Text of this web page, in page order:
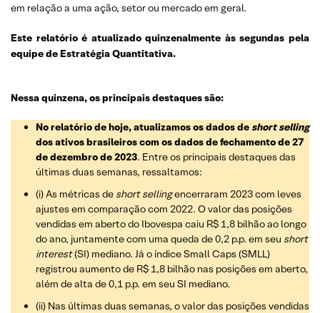
em relação a uma ação, setor ou mercado em geral.
Este relatório é atualizado quinzenalmente às segundas pela
equipe de Estratégia Quantitativa.
Nessa quinzena, os principais destaques são:
No relatório de hoje, atualizamos os dados de short selling
dos ativos brasileiros com os dados de fechamento de 27
de dezembro de 2023. Entre os principais destaques das
últimas duas semanas, ressaltamos:
(i) As métricas de short sellingencerraram 2023 com leves
ajustes em comparação com 2022. O valor das posições
vendidas em aberto do Ibovespa caiu R$ 1,8 bilhão ao longo
do ano, juntamente com uma queda de 0,2 p.p. em seu short
interest(SI) mediano. Já o índice Small Caps (SMLL)
registrou aumento de R$ 1,8 bilhão nas posições em aberto,
além de alta de 0,1 p.p. em seu SI mediano.
(ii) Nas últimas duas semanas, o valor das posições vendidas